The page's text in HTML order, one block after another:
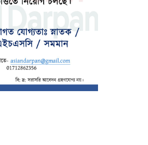
লালবাগ কেল্লা পরিদর্শন
করেছেন মার্কিন নৌ কমান্ডার
পলাতক আসামিকে দিয়ে
রাজনীতি করছে ভারত: রিজভী
৪ বিভাগে মুষলধারে বৃষ্টির